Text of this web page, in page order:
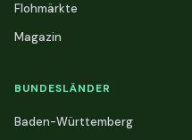
Flohmärkte
Magazin
BUNDESLÄNDER
Baden-Württemberg